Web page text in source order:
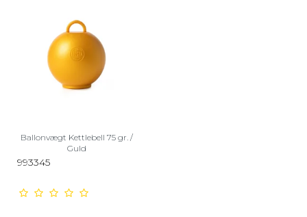
Ballonvægt Kettlebell 75 gr. /
Guld
993345